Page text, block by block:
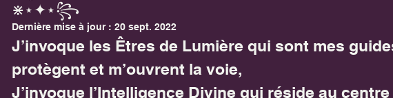
Soins énergétiques Défi 31 jours connexion abondance
⋇⋆✦⋆꧂
Dernière mise à jour : 20 sept. 2022
J’invoque les Êtres de Lumière qui sont mes
protègent et m’ouvrent la voie,
J’invoque l’Intelligence Divine qui réside au